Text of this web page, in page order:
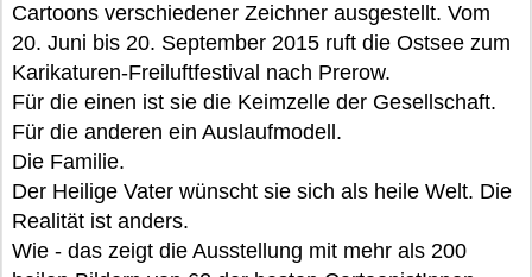
Cartoons verschiedener Zeichner ausgestellt. Vom
20. Juni bis 20. September 2015 ruft die Ostsee zum
Karikaturen-Freiluftfestival nach Prerow.
Für die einen ist sie die Keimzelle der Gesellschaft.
Für die anderen ein Auslaufmodell.
Die Familie.
Der Heilige Vater wünscht sie sich als heile Welt. Die
Realität ist anders.
Wie - das zeigt die Ausstellung mit mehr als 200